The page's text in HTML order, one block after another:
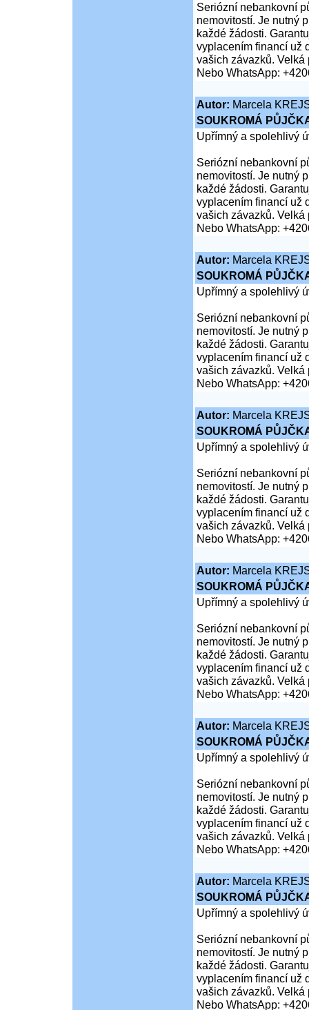
Seriózní nebankovní
nemovitostí. Je nutný
každé žádosti.
vyplacením financí už
vašich závazků. Velká
Nebo WhatsApp:
Autor: Marcela
SOUKROMÁ
Upřímný a spolehlivý
Seriózní nebankovní
nemovitostí. Je nutný
každé žádosti.
vyplacením financí už
vašich závazků. Velká
Nebo WhatsApp:
Autor: Marcela
SOUKROMÁ
Upřímný a spolehlivý
Seriózní nebankovní
nemovitostí. Je nutný
každé žádosti.
vyplacením financí už
vašich závazků. Velká
Nebo WhatsApp:
Autor: Marcela
SOUKROMÁ
Upřímný a spolehlivý
Seriózní nebankovní
nemovitostí. Je nutný
každé žádosti.
vyplacením financí už
vašich závazků. Velká
Nebo WhatsApp:
Autor: Marcela
SOUKROMÁ
Upřímný a spolehlivý
Seriózní nebankovní
nemovitostí. Je nutný
každé žádosti.
vyplacením financí už
vašich závazků. Velká
Nebo WhatsApp:
Autor: Marcela
SOUKROMÁ
Upřímný a spolehlivý
Seriózní nebankovní
nemovitostí. Je nutný
každé žádosti.
vyplacením financí už
vašich závazků. Velká
Nebo WhatsApp:
Autor: Marcela
SOUKROMÁ
Upřímný a spolehlivý
Seriózní nebankovní
nemovitostí. Je nutný
každé žádosti.
vyplacením financí už
vašich závazků. Velká
Nebo WhatsApp: